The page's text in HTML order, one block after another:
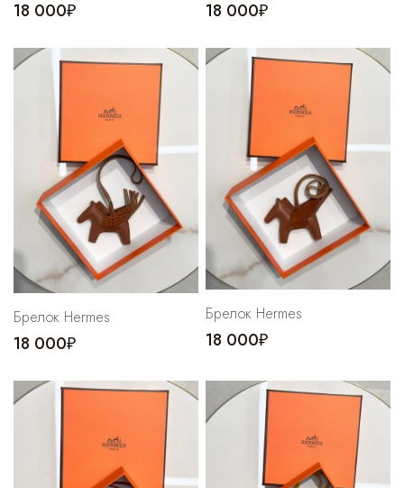
18 000₽ 18 000₽
Брелок Hermes
18 000₽
Брелок Hermes
18 000₽